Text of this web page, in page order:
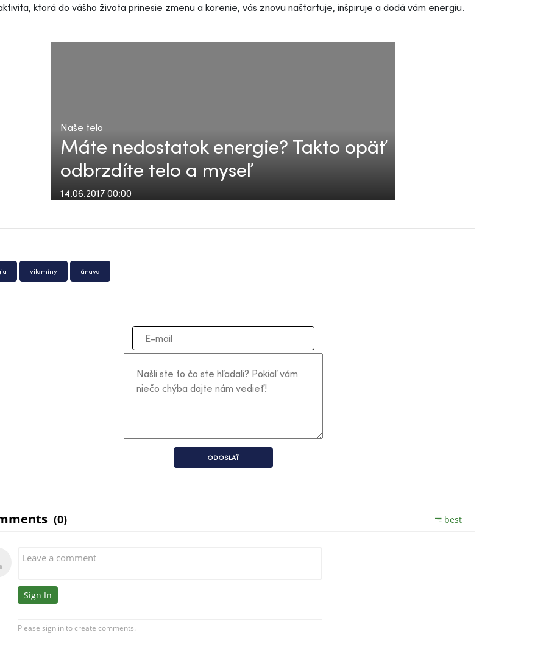
ktorá do vášho života prinesie zmenu a korenie, vás znovu naštartuje, inšpiruje a dodá vám energiu.
Naše telo
Máte nedostatok energie? Takto opäť
odbrzdíte telo a myseľ
14.06.2017 00:00
vitamíny únava
ODOSLAŤ